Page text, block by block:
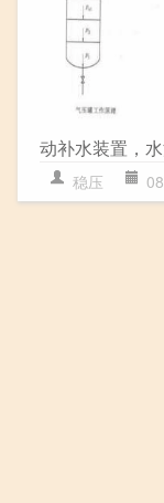
动补水装置，
稳压